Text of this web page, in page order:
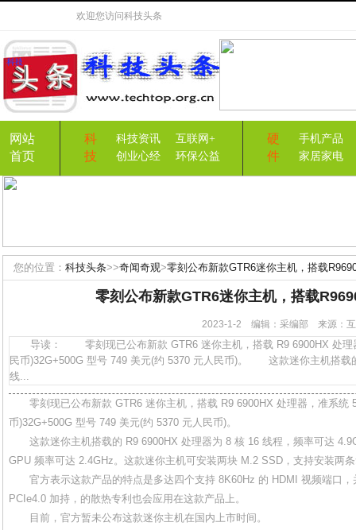
欢迎您访问科技头条
网站
首页
科
技
科技资讯
互联网+
创业心经
环保公益
硬
件
手机产品
家居家电
您的位置： 科技头条>>奇闻奇观>零刻公布新款GTR6迷你主机，搭载
零刻公布新款GTR6迷你主机，搭载
2023-1-2 编辑：采编部 来源：
导读： 零刻现已公布新款 GTR6 迷你主机，搭载 R9 6900HX 处理
民币)32G+500G 型号 749 美元(约 5370 元人民币)。 这款迷你主机搭载
线...
零刻现已公布新款 GTR6 迷你主机，搭载 R9 6900HX 处理器，准系统
币)32G+500G 型号 749 美元(约 5370 元人民币)。
这款迷你主机搭载的 R9 6900HX 处理器为 8 核 16 线程，频率可达
GPU 频率可达 2.4GHz。这款迷你主机可安装两块 M.2 SSD，支持安装两
官方表示这款产品的特点是多达四个支持 8K60Hz 的 HDMI 视频端口，
PCIe4.0 加持，的散热专利也会应用在这款产品上。
目前，官方暂未公布这款迷你主机在国内上市时间。